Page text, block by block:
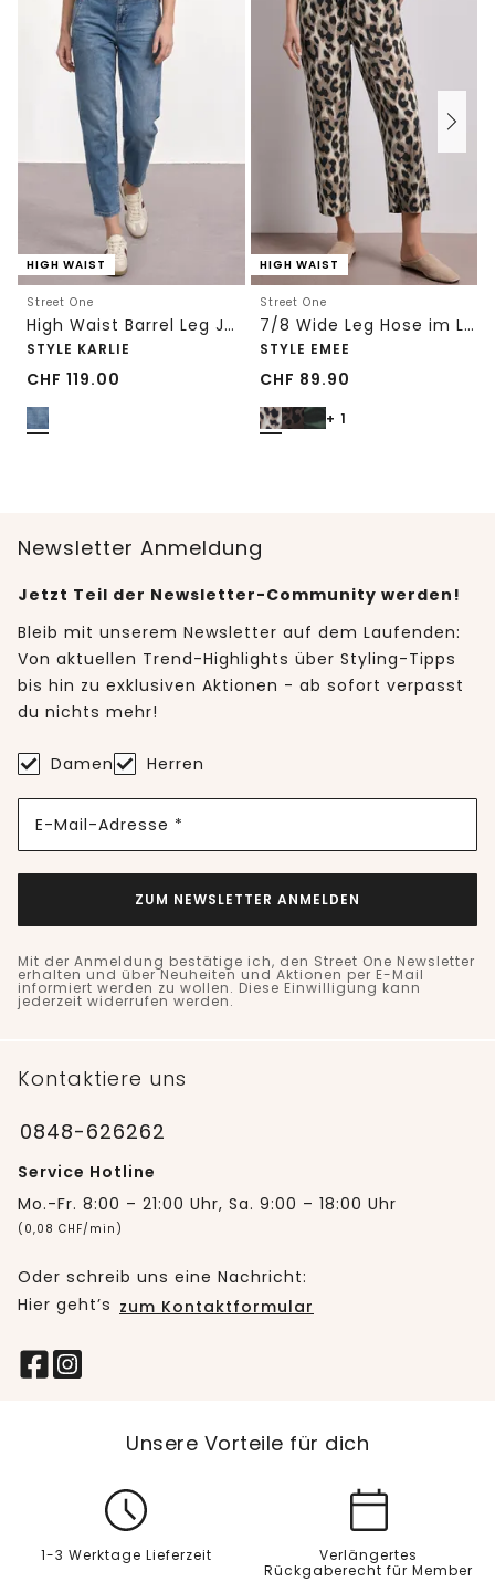
HIGH WAIST
Street One
High Waist Barrel Leg Jeans im Loose Fit
STYLE KARLIE
CHF 119.00
HIGH WAIST
Street One
7/8 Wide Leg Hose im Loose Fit mit Print
STYLE EMEE
CHF 89.90
+ 1
Newsletter Anmeldung
Jetzt Teil der Newsletter-Community werden!
Bleib mit unserem Newsletter auf dem Laufenden:
Von aktuellen Trend-Highlights über Styling-Tipps
bis hin zu exklusiven Aktionen - ab sofort verpasst
du nichts mehr!
Damen Herren
E-Mail-Adresse *
ZUM NEWSLETTER ANMELDEN
Mit der Anmeldung bestätige ich, den Street One Newsletter
erhalten und über Neuheiten und Aktionen per E-Mail
informiert werden zu wollen. Diese Einwilligung kann
jederzeit widerrufen werden.
Kontaktiere uns
0848-626262
Service Hotline
Mo.-Fr. 8:00 – 21:00 Uhr, Sa. 9:00 – 18:00 Uhr
(0,08 CHF/min)
Oder schreib uns eine Nachricht:
Hier geht’s zum Kontaktformular
Unsere Vorteile für dich
1-3 Werktage Lieferzeit
Verlängertes
Rückgaberecht für Member